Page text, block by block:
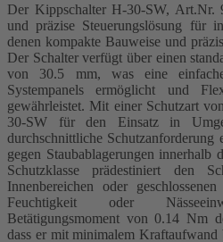
Der Kippschalter H-30-SW, Art.Nr.
und präzise Steuerungslösung für
denen kompakte Bauweise und
Der Schalter verfügt über einen
von 30.5 mm, was eine
Systempanels ermöglicht und
gewährleistet. Mit einer Schutzart
30-SW für den Einsatz in
durchschnittliche
gegen Staubablagerungen innerhalb
Schutzklasse prädestiniert den
Innenbereichen oder
Feuchtigkeit oder
Betätigungsmoment von 0.14 Nm
dass er mit minimalem